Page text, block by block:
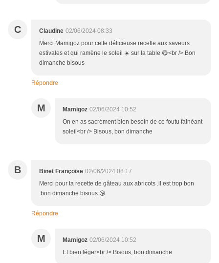
C Claudine 02/06/2024 08:33
Merci Mamigoz pour cette délicieuse recette aux saveurs
estivales et qui ramène le soleil ☀️ sur la table 😋<br /> Bon
dimanche bisous
Répondre
M Mamigoz 02/06/2024 10:52
On en as sacrément bien besoin de ce foutu fainéant
soleil<br /> Bisous, bon dimanche
B Binet Françoise 02/06/2024 08:17
Merci pour ta recette de gâteau aux abricots .il est trop bon
.bon dimanche bisous 😘
Répondre
M Mamigoz 02/06/2024 10:52
Et bien léger<br /> Bisous, bon dimanche